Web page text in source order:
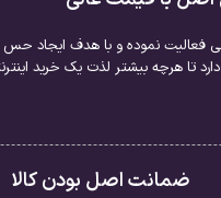
فعالیت نموده و با هدف ایجاد حس
تا هرچه بیشتر لذت یک خرید
ضمانت اصل بودن کالا